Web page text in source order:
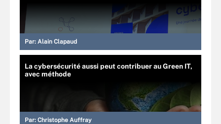
Par: Alain Clapaud
La cybersécurité aussi peut contribuer au Green IT,
avec méthode
Par: Christophe Auffray